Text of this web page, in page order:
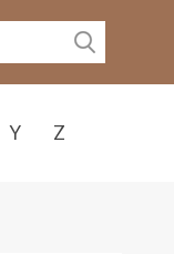
Y Z